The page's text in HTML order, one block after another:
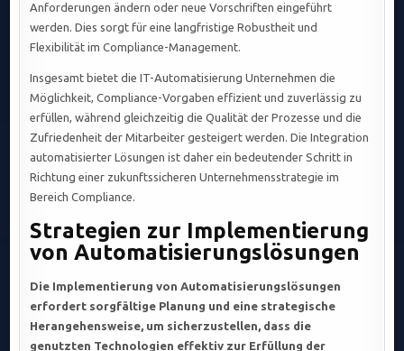
Anforderungen ändern oder neue Vorschriften eingeführt
werden. Dies sorgt für eine langfristige Robustheit und
Flexibilität im Compliance-Management.
Insgesamt bietet die IT-Automatisierung Unternehmen die
Möglichkeit, Compliance-Vorgaben effizient und zuverlässig zu
erfüllen, während gleichzeitig die Qualität der Prozesse und die
Zufriedenheit der Mitarbeiter gesteigert werden. Die Integration
automatisierter Lösungen ist daher ein bedeutender Schritt in
Richtung einer zukunftssicheren Unternehmensstrategie im
Bereich Compliance.
Strategien zur Implementierung
von Automatisierungslösungen
Die Implementierung von Automatisierungslösungen
erfordert sorgfältige Planung und eine strategische
Herangehensweise, um sicherzustellen, dass die
genutzten Technologien effektiv zur Erfüllung der